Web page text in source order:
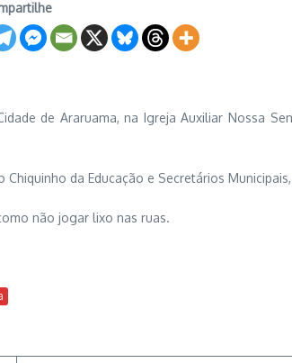
de Araruama, na Igreja Auxiliar Nossa
da Educação e Secretários
não jogar lixo nas ruas.